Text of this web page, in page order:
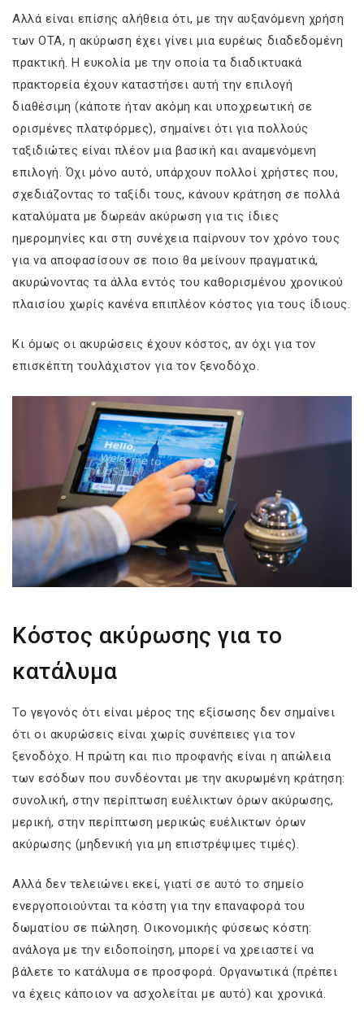
Αλλά είναι επίσης αλήθεια ότι, με την αυξανόμενη χρήση
των OTA, η ακύρωση έχει γίνει μια ευρέως διαδεδομένη
πρακτική. Η ευκολία με την οποία τα διαδικτυακά
πρακτορεία έχουν καταστήσει αυτή την επιλογή
διαθέσιμη (κάποτε ήταν ακόμη και υποχρεωτική σε
ορισμένες πλατφόρμες), σημαίνει ότι για πολλούς
ταξιδιώτες είναι πλέον μια βασική και αναμενόμενη
επιλογή. Όχι μόνο αυτό, υπάρχουν πολλοί χρήστες που,
σχεδιάζοντας το ταξίδι τους, κάνουν κράτηση σε πολλά
καταλύματα με δωρεάν ακύρωση για τις ίδιες
ημερομηνίες και στη συνέχεια παίρνουν τον χρόνο τους
για να αποφασίσουν σε ποιο θα μείνουν πραγματικά,
ακυρώνοντας τα άλλα εντός του καθορισμένου χρονικού
πλαισίου χωρίς κανένα επιπλέον κόστος για τους ίδιους.
Κι όμως οι ακυρώσεις έχουν κόστος, αν όχι για τον
επισκέπτη τουλάχιστον για τον ξενοδόχο.
Κόστος ακύρωσης για το
κατάλυμα
Το γεγονός ότι είναι μέρος της εξίσωσης δεν σημαίνει
ότι οι ακυρώσεις είναι χωρίς συνέπειες για τον
ξενοδόχο. Η πρώτη και πιο προφανής είναι η απώλεια
των εσόδων που συνδέονται με την ακυρωμένη κράτηση:
συνολική, στην περίπτωση ευέλικτων όρων ακύρωσης,
μερική, στην περίπτωση μερικώς ευέλικτων όρων
ακύρωσης (μηδενική για μη επιστρέψιμες τιμές).
Αλλά δεν τελειώνει εκεί, γιατί σε αυτό το σημείο
ενεργοποιούνται τα κόστη για την επαναφορά του
δωματίου σε πώληση. Οικονομικής φύσεως κόστη:
ανάλογα με την ειδοποίηση, μπορεί να χρειαστεί να
βάλετε το κατάλυμα σε προσφορά. Οργανωτικά (πρέπει
να έχεις κάποιον να ασχολείται με αυτό) και χρονικά.